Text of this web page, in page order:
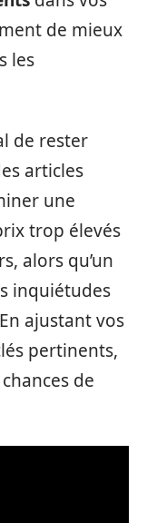
de mieux
les
de rester
articles
une
trop élevés
alors qu’un
inquiétudes
ajustant vos
pertinents,
de